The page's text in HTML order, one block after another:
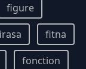
figure
fitna
fonction